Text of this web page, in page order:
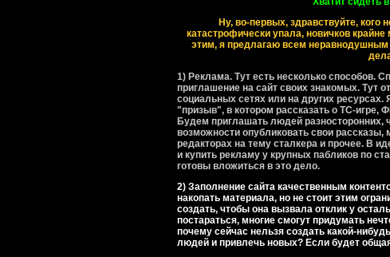
Ну, во-первых, здравствуйте, кого
катастрофически упала, новичков
этим, я предлагаю всем неравнодушным
1) Реклама. Тут есть несколько способов.
приглашение на сайт своих знакомых. Тут
социальных сетях или на других
"призыв", в котором рассказать о ТС-игре,
Будем приглашать людей разносторонних,
возможности опубликовать свои
редакторах на тему сталкера и прочее. В
и купить рекламу у крупных пабликов по
готовы вложиться в это дело.
2) Заполнение сайта качественным
накопать материала, но не стоит этим
создать, чтобы она вызвала отклик у
постараться, многие смогут придумать
почему сейчас нельзя создать какой-
людей и привлечь новых? Если будет